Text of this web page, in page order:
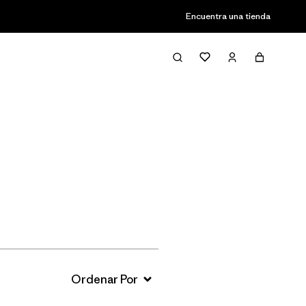
Encuentra una tienda
Filter & Sort